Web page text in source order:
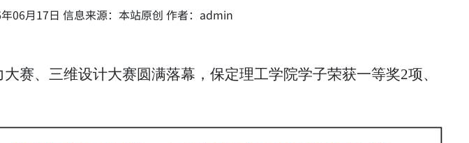
06月17日 信息来源：本站原创 作者：admin
赛、三维设计大赛圆满落幕，保定理工学院学子荣获一等奖2项、